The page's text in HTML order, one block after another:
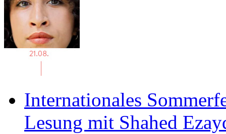
Internationales
Lesung mit Shahed